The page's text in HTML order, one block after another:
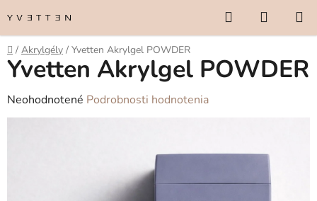
na
obsah
Hľadať
KOŠÍK
Domov
/ Akrylgély / Yvetten Akrylgel POWDER
Yvetten Akrylgel POWDER
Priemerné
hodnotenie
Neohodnotené Podrobnosti hodnotenia